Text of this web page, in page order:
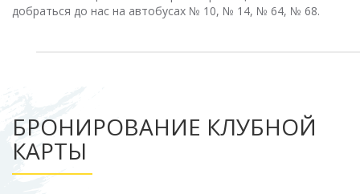
добраться до нас на автобусах № 10, № 14, № 64, № 68.
БРОНИРОВАНИЕ КЛУБНОЙ
КАРТЫ